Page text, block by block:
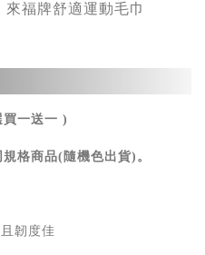
來福牌舒適運動毛巾
一送一 )
格商品(隨機色出貨)。
韌度佳